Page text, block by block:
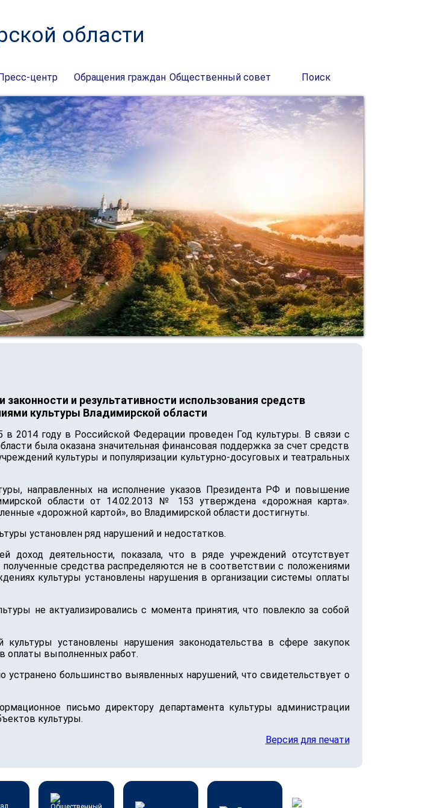
области
центр Обращения граждан Общественный совет Поиск
и результативности использования средств
культуры Владимирской области
2014 году в Российской Федерации проведен Год культуры. В связи с
была оказана значительная финансовая поддержка за счет средств
культуры и популяризации культурно-досуговых и театральных
направленных на исполнение указов Президента РФ и повышение
области от 14.02.2013 № 153 утверждена «дорожная карта».
«дорожной картой», во Владимирской области достигнуты.
установлен ряд нарушений и недостатков.
доход деятельности, показала, что в ряде учреждений отсутствует
средства распределяются не в соответствии с положениями
культуры установлены нарушения в организации системы оплаты
не актуализировались с момента принятия, что повлекло за собой
установлены нарушения законодательства в сфере закупок
оплаты выполненных работ.
большинство выявленных нарушений, что свидетельствует о
письмо директору департамента культуры администрации
культуры.
Версия для печати